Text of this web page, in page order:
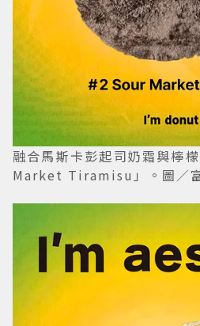
融合馬斯卡彭起司奶霜與檸
Market Tiramisu」。圖／